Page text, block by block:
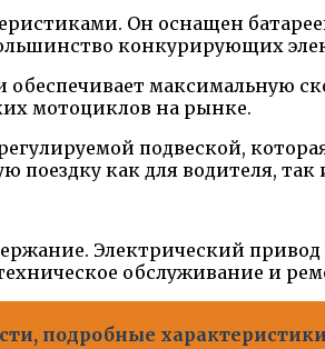
Он оснащен
конкурирующих
максимальную
мотоциклов на рынке.
подвеской,
как для водителя, так
Электрический
обслуживание и
подробные